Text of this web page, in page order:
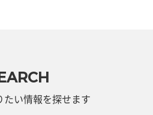
たい情報を探せます